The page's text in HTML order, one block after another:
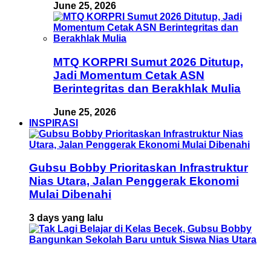
June 25, 2026
MTQ KORPRI Sumut 2026 Ditutup,
Jadi Momentum Cetak ASN
Berintegritas dan Berakhlak Mulia
June 25, 2026
INSPIRASI
Gubsu Bobby Prioritaskan Infrastruktur
Nias Utara, Jalan Penggerak Ekonomi
Mulai Dibenahi
3 days yang lalu